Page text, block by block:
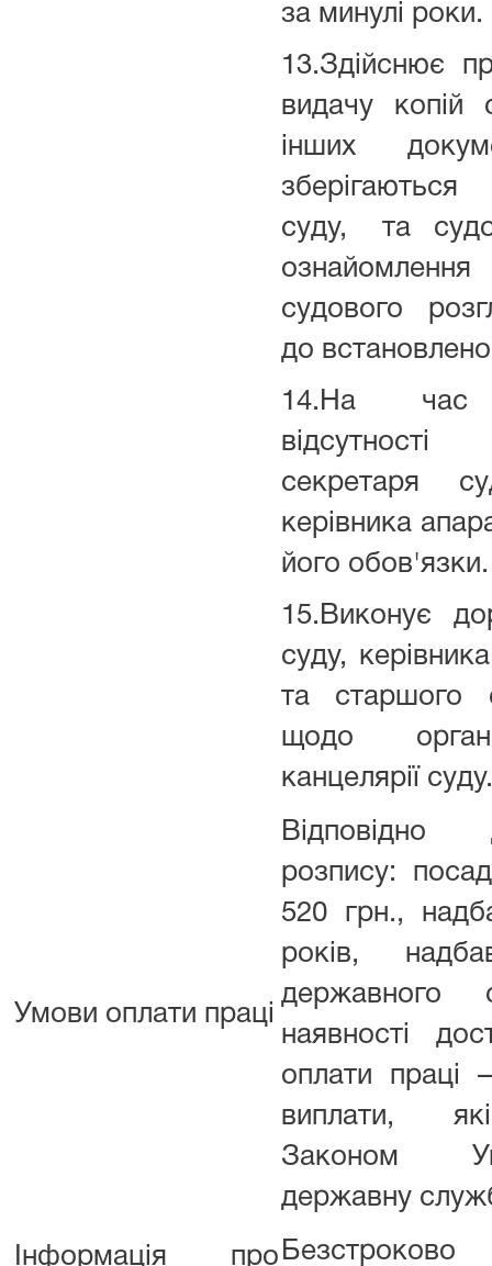
за минулі роки.
13.Здійснює
видачу копій
інших
суду, та
судового
до
14.На час
секретаря
керівника
його обов'язки.
15.Виконує
суду,
та старшого
щодо
канцелярії суду.
Умови оплати праці
розпису:
520 грн.,
років,
державного
наявності
оплати праці
виплати,
Законом
державну
Інформація про Безстроково